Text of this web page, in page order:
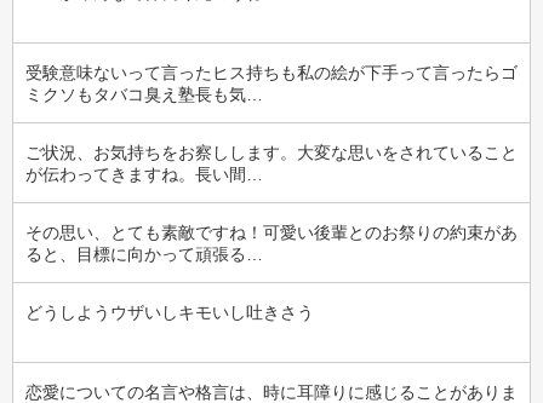
受験意味ないって言ったヒス持ちも私の絵が下手って言ったらゴ
ミクソもタバコ臭え塾長も気…
ご状況、お気持ちをお察しします。大変な思いをされていること
が伝わってきますね。長い間…
その思い、とても素敵ですね！可愛い後輩とのお祭りの約束があ
ると、目標に向かって頑張る…
どうしようウザいしキモいし吐きさう
恋愛についての名言や格言は、時に耳障りに感じることがありま